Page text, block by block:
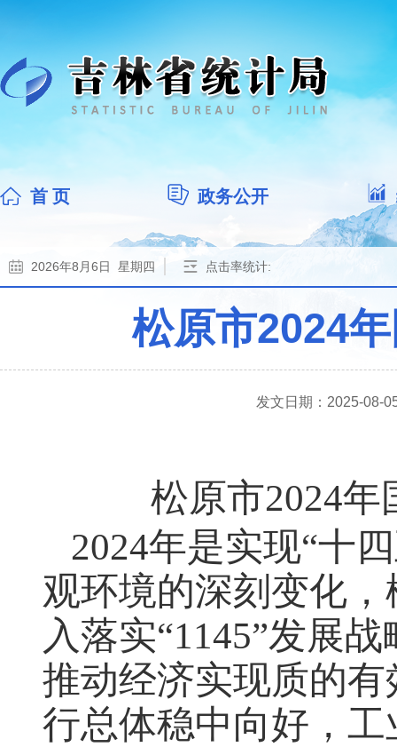
首 页 政务公开
2026年8月6日 星期四 点击率统计:
松原市2024
发文日期：2025-08-
松原市2024
2024年是实现“十
观环境的深刻变化
入落实“1145”发展
推动经济实现质的
行总体稳中向好，